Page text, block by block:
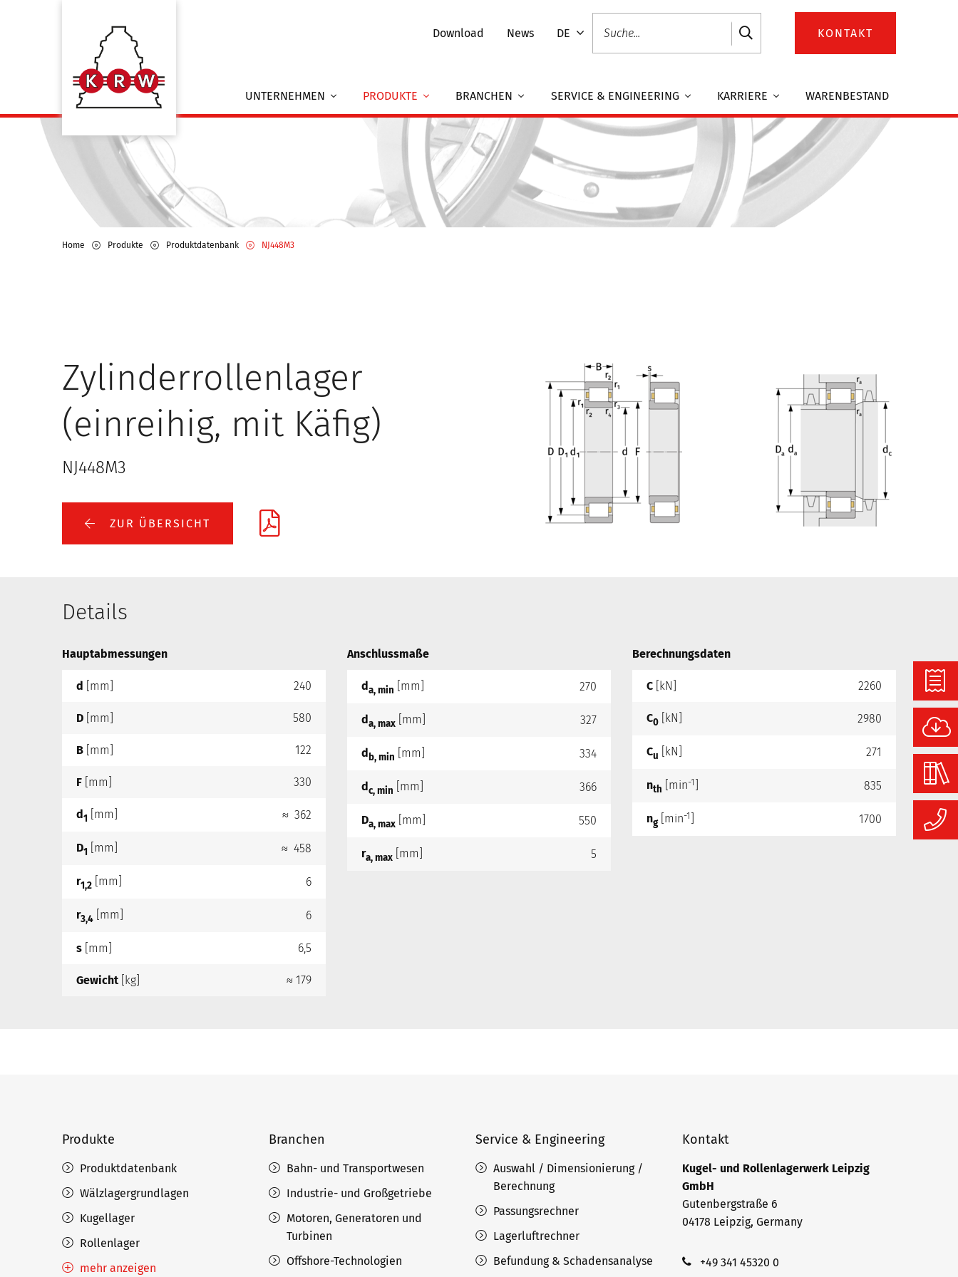
Download News DE KONTAKT
UNTERNEHMEN PRODUKTE BRANCHEN SERVICE & ENGINEERING KARRIERE WARENBESTAND
Home Produkte Produktdatenbank NJ448M3
Zylinderrollenlager
(einreihig, mit Käfig)
NJ448M3
ZUR ÜBERSICHT
Details
Hauptabmessungen
d [mm] 240
D [mm] 580
B [mm] 122
F [mm] 330
d1 [mm] ≈ 362
D1 [mm] ≈ 458
r1,2 [mm] 6
r3,4 [mm] 6
s [mm] 6,5
Gewicht [kg] ≈ 179
Anschlussmaße
da, min [mm] 270
da, max [mm] 327
db, min [mm] 334
dc, min [mm] 366
Da, max [mm] 550
ra, max [mm] 5
Berechnungsdaten
C [kN] 2260
C0 [kN] 2980
Cu [kN] 271
nth [min-1 835
ng[min-1 1700
Produkte
Produktdatenbank
Wälzlagergrundlagen
Kugellager
Rollenlager
mehr anzeigen
Branchen
Bahn- und Transportwesen
Industrie- und Großgetriebe
Motoren, Generatoren und
Turbinen
Offshore-Technologien
Service & Engineering
Auswahl / Dimensionierung /
Berechnung
Passungsrechner
Lagerluftrechner
Befundung & Schadensanalyse
Kontakt
Kugel- und Rollenlagerwerk Leipzig
GmbH
Gutenbergstraße 6
04178 Leipzig, Germany
+49 341 45320 0